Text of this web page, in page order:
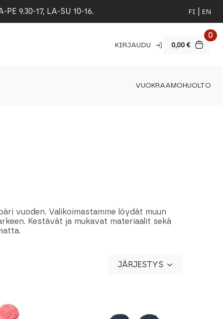
9.30-17, LA-SU 10-16. FI EN
KIRJAUDU 0,00 €
0
VUOKRAAMOHUOLTO
vuoden. Valikoimastamme löydät muun
Kestävät ja mukavat materiaalit sekä
JÄRJESTYS